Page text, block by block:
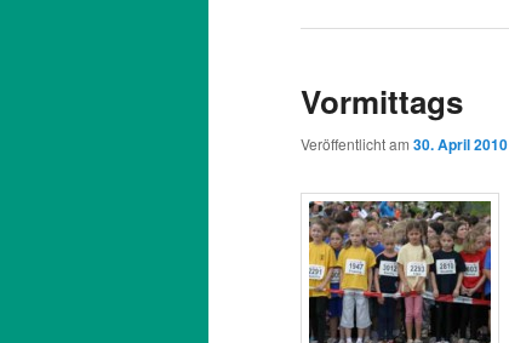
Vormittags
Veröffentlicht am 30. April 2010